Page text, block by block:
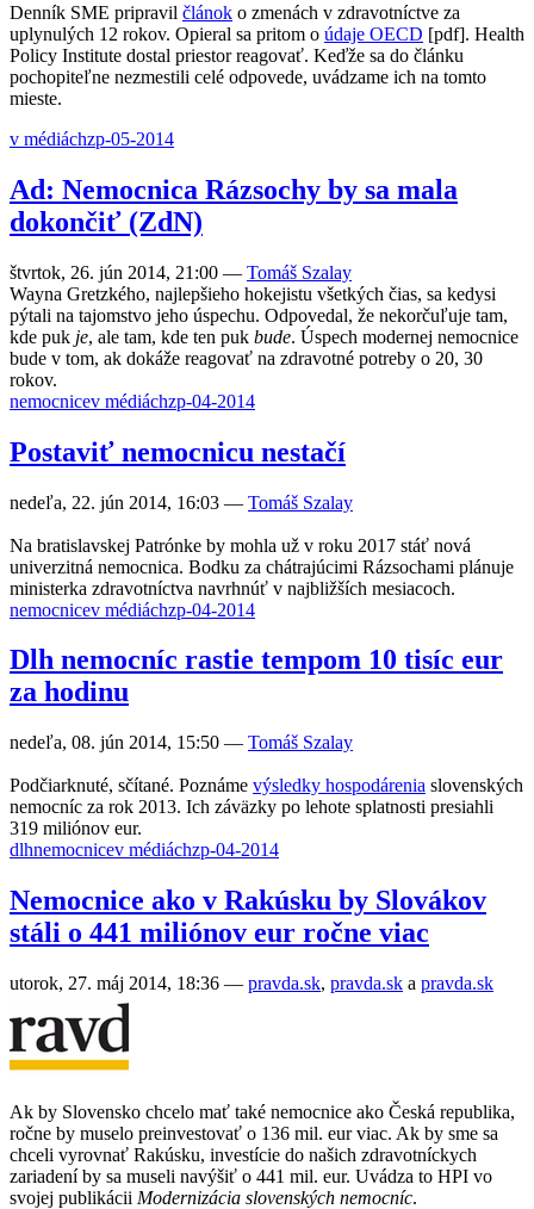
Denník SME pripravil článok o zmenách v zdravotníctve za
uplynulých 12 rokov. Opieral sa pritom o údaje OECD [pdf]. Health
Policy Institute dostal priestor reagovať. Keďže sa do článku
pochopiteľne nezmestili celé odpovede, uvádzame ich na tomto
mieste.
v médiáchzp-05-2014
Ad: Nemocnica Rázsochy by sa mala
dokončiť (ZdN)
štvrtok, 26. jún 2014, 21:00 — Tomáš Szalay
Wayna Gretzkého, najlepšieho hokejistu všetkých čias, sa kedysi
pýtali na tajomstvo jeho úspechu. Odpovedal, že nekorčuľuje tam,
kde puk je, ale tam, kde ten puk bude. Úspech modernej nemocnice
bude v tom, ak dokáže reagovať na zdravotné potreby o 20, 30
rokov.
nemocnicev médiáchzp-04-2014
Postaviť nemocnicu nestačí
nedeľa, 22. jún 2014, 16:03 — Tomáš Szalay
Na bratislavskej Patrónke by mohla už v roku 2017 stáť nová
univerzitná nemocnica. Bodku za chátrajúcimi Rázsochami plánuje
ministerka zdravotníctva navrhnúť v najbližších mesiacoch.
nemocnicev médiáchzp-04-2014
Dlh nemocníc rastie tempom 10 tisíc eur
za hodinu
nedeľa, 08. jún 2014, 15:50 — Tomáš Szalay
Podčiarknuté, sčítané. Poznáme výsledky hospodárenia slovenských
nemocníc za rok 2013. Ich záväzky po lehote splatnosti presiahli
319 miliónov eur.
dlhnemocnicev médiáchzp-04-2014
Nemocnice ako v Rakúsku by Slovákov
stáli o 441 miliónov eur ročne viac
utorok, 27. máj 2014, 18:36 — pravda.sk, pravda.sk a pravda.sk
Ak by Slovensko chcelo mať také nemocnice ako Česká republika,
ročne by muselo preinvestovať o 136 mil. eur viac. Ak by sme sa
chceli vyrovnať Rakúsku, investície do našich zdravotníckych
zariadení by sa museli navýšiť o 441 mil. eur. Uvádza to HPI vo
svojej publikácii Modernizácia slovenských nemocníc.